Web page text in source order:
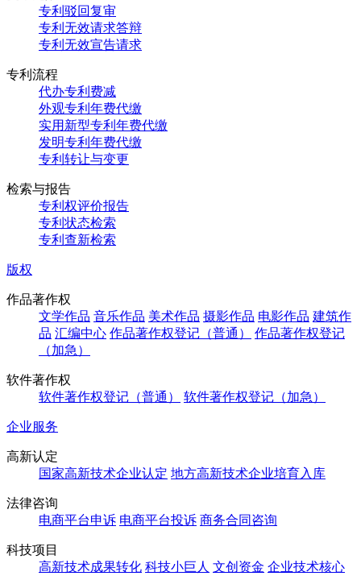
专利驳回复审
专利无效请求答辩
专利无效宣告请求
专利流程
代办专利费减
外观专利年费代缴
实用新型专利年费代缴
发明专利年费代缴
专利转让与变更
检索与报告
专利权评价报告
专利状态检索
专利查新检索
版权
作品著作权
文学作品 音乐作品 美术作品 摄影作品 电影作品 建筑作
品 汇编中心 作品著作权登记（普通）
作品著作权登记
（加急）
软件著作权
软件著作权登记（普通）
软件著作权登记（加急）
企业服务
高新认定
国家高新技术企业认定 地方高新技术企业培育入库
法律咨询
电商平台申诉 电商平台投诉 商务合同咨询
科技项目
高新技术成果转化 科技小巨人 文创资金 企业技术核心